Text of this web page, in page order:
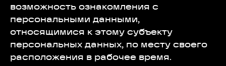
возможность ознакомления с
персональными данными,
относящимися к этому субъекту
персональных данных, по месту своего
расположения в рабочее время.